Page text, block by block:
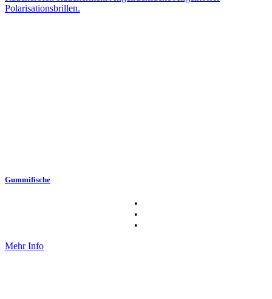
Gummifische
•
•
•
Mehr Info